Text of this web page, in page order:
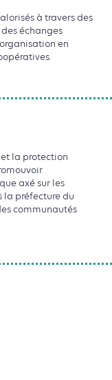
à travers des
échanges
en
et la protection
axé sur les
la préfecture du
communautés